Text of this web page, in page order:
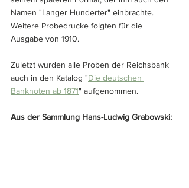
Namen "Langer Hunderter" einbrachte.
Weitere Probedrucke folgten für die
Ausgabe von 1910.
Zuletzt wurden alle Proben der Reichsbank
auch in den Katalog "Die deutschen
Banknoten ab 1871" aufgenommen.
Aus der Sammlung Hans-Ludwig Grabowski: